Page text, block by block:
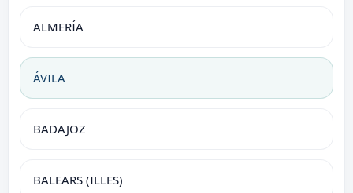
ALMERÍA
ÁVILA
BADAJOZ
BALEARS (ILLES)